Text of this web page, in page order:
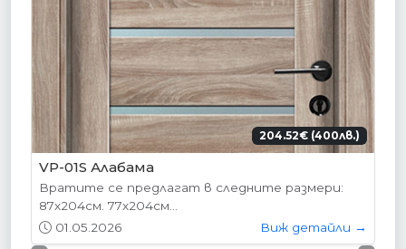
204.52€ (400лв.)
VP-01S Алабама
Вратите се предлагат в следните размери:
87х204см. 77х204см...
01.05.2026
Виж детайли →